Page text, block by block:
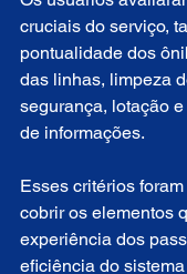
cruciais do serviço,
pontualidade dos
das linhas, limpeza
segurança, lotação
de informações.
Esses critérios
cobrir os elementos
experiência dos
eficiência do